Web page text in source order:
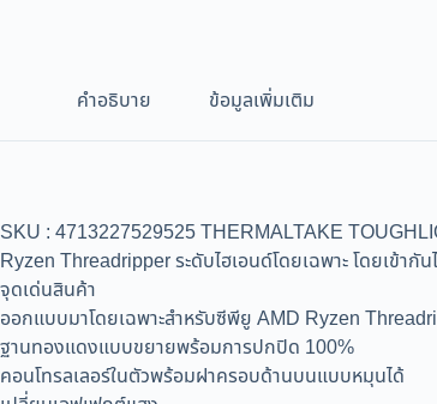
คำอธิบาย ข้อมูลเพิ่มเติม
SKU : 4713227529525 THERMALTAKE
Ryzen Threadripper ระดับไฮเอนด์โดยเฉพาะ โดยเข้
จุดเด่นสินค้า
ออกแบบมาโดยเฉพาะสำหรับซีพียู AMD Ryzen
ฐานทองแดงแบบขยายพร้อมการปกปิด 100%
คอนโทรลเลอร์ในตัวพร้อมฝาครอบด้านบนแบบหมุนได้